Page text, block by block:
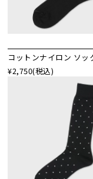
コットンナイロン ソッ
¥2,750(税込)